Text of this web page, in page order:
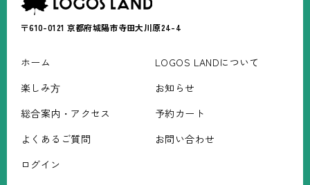
〒610-0121 京都府城陽市寺田大川原24-4
ホーム
LOGOS LANDについて
楽しみ⽅
お知らせ
総合案内・アクセス
予約カート
よくあるご質問
お問い合わせ
ログイン